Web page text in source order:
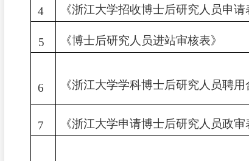
4 《浙江大学招收博士后研究人员申请
5 《博士后研究人员进站审核表》
6 《浙江大学学科博士后研究人员聘用
7 《浙江大学申请博士后研究人员政审